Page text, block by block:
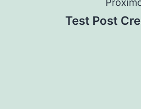
Test Post